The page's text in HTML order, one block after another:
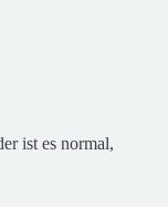
ist es normal,